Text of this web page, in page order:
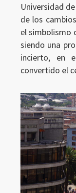
Universidad
de los
el simbolismo
siendo una
incierto, en
convertido el